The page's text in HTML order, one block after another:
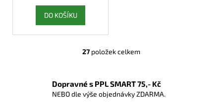
DO KOŠÍKU
O
á
d
27položek celkem
Dopravné s PPL SMART 75,- Kč
NEBO dle výše objednávky ZDARMA.